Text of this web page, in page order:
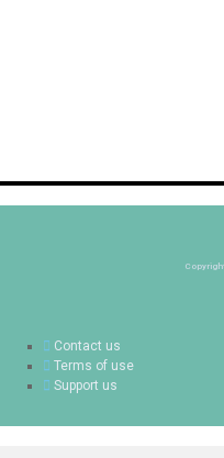
Contact us
Terms of use
Support us